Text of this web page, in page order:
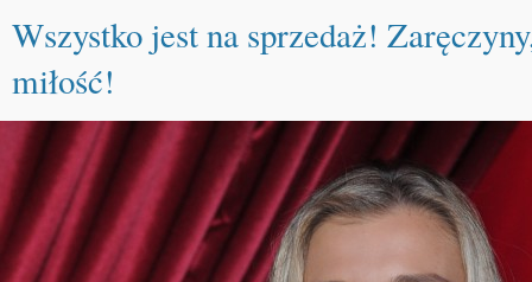
Wszystko jest na sprzedaż!
miłość!